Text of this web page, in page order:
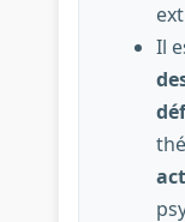
Il